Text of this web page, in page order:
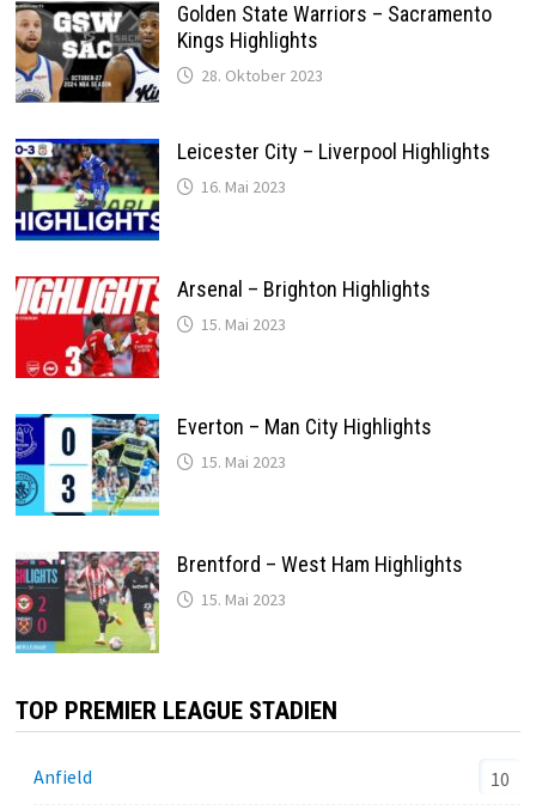
Golden State Warriors – Sacramento
Kings Highlights
28. Oktober 2023
Leicester City – Liverpool Highlights
16. Mai 2023
Arsenal – Brighton Highlights
15. Mai 2023
Everton – Man City Highlights
15. Mai 2023
Brentford – West Ham Highlights
15. Mai 2023
TOP PREMIER LEAGUE STADIEN
Anfield 10